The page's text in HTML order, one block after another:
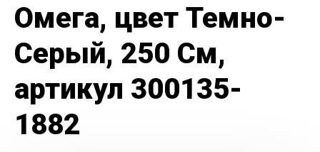
Омега, цвет Темно-
Серый, 250 См,
артикул 300135-
1882